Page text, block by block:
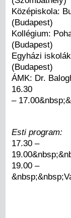
Középiskola:
(Budapest)
Kollégium:
(Budapest)
Egyházi
(Budapest)
ÁMK: Dr.
16.30
–
Esti program:
17.30 –
19.00 –